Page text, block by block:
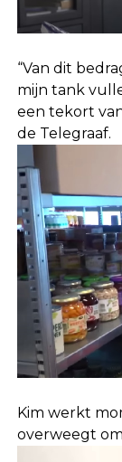
“Van dit
mijn tank
een tekort
de Telegraaf.
Kim werkt
overweegt